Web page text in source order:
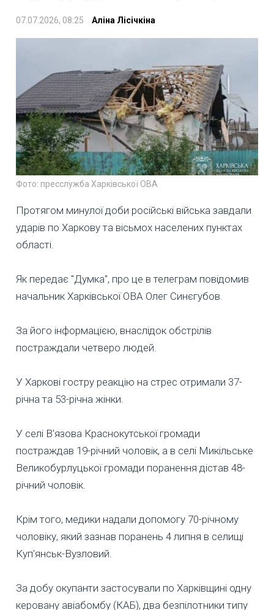
07.07.2026, 08:25 Аліна Лісічкіна
Фото: пресслужба Харківської ОВА
Протягом минулої доби російські війська завдали
ударів по Харкову та вісьмох населених пунктах
області.
Як передає "Думка", про це в телеграм повідомив
начальник Харківської ОВА Олег Синєгубов.
За його інформацією, внаслідок обстрілів
постраждали четверо людей.
У Харкові гостру реакцію на стрес отримали 37-
річна та 53-річна жінки.
У селі В'язова Краснокутської громади
постраждав 19-річний чоловік, а в селі Микільське
Великобурлуцької громади поранення дістав 48-
річний чоловік.
Крім того, медики надали допомогу 70-річному
чоловіку, який зазнав поранень 4 липня в селищі
Куп'янськ-Вузловий.
За добу окупанти застосували по Харківщині одну
керовану авіабомбу (КАБ), два безпілотники типу